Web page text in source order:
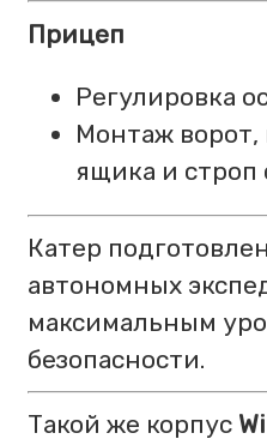
Прицеп
Регулировка
Монтаж ворот,
ящика и строп
Катер
автономных
максимальным
безопасности.
Такой же корпус